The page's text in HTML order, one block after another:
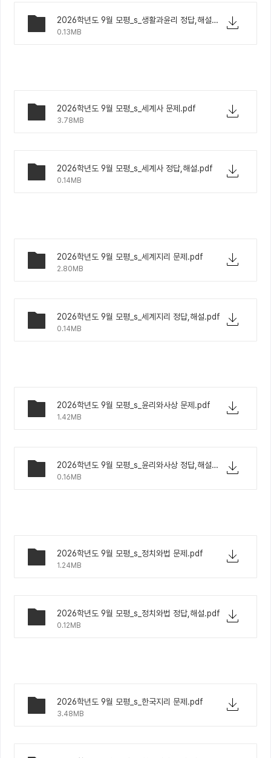
2026학년도 9월 모평_s_생활과윤리 정답,해설.pdf
0.13MB
2026학년도 9월 모평_s_세계사 문제.pdf
3.78MB
2026학년도 9월 모평_s_세계사 정답,해설.pdf
0.14MB
2026학년도 9월 모평_s_세계지리 문제.pdf
2.80MB
2026학년도 9월 모평_s_세계지리 정답,해설.pdf
0.14MB
2026학년도 9월 모평_s_윤리와사상 문제.pdf
1.42MB
2026학년도 9월 모평_s_윤리와사상 정답,해설.pdf
0.16MB
2026학년도 9월 모평_s_정치와법 문제.pdf
1.24MB
2026학년도 9월 모평_s_정치와법 정답,해설.pdf
0.12MB
2026학년도 9월 모평_s_한국지리 문제.pdf
3.48MB